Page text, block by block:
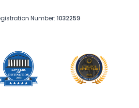
Number:1032259